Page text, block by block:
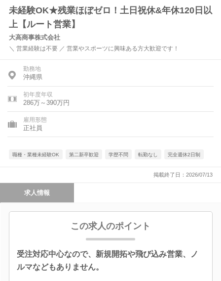
未経験OK★残業ほぼゼロ！土日祝休&年休120日以
上【ルート営業】
大高商事株式会社
＼ 営業経験は不要 ／ 営業やスポーツに興味ある方大歓迎です！
勤務地
沖縄県
初年度年収
286万～390万円
雇用形態
正社員
職種・業種未経験OK 第二新卒歓迎 学歴不問 転勤なし 完全週休2日制
掲載終了日：2026/07/13
求人情報
この求人のポイント
受注対応中心なので、新規開拓や飛び込み営業、ノ
ルマなどもありません。